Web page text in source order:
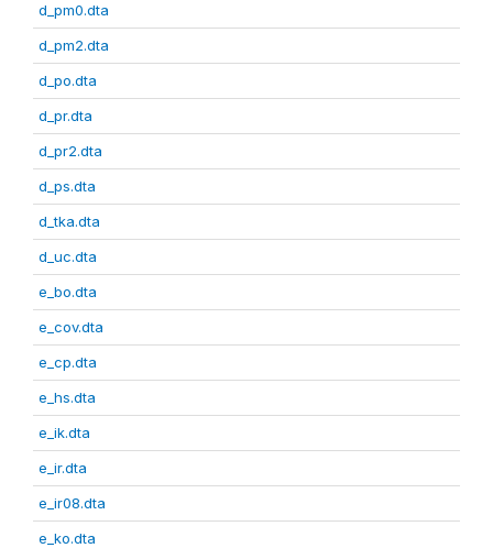
d_pm0.dta
d_pm2.dta
d_po.dta
d_pr.dta
d_pr2.dta
d_ps.dta
d_tka.dta
d_uc.dta
e_bo.dta
e_cov.dta
e_cp.dta
e_hs.dta
e_ik.dta
e_ir.dta
e_ir08.dta
e_ko.dta